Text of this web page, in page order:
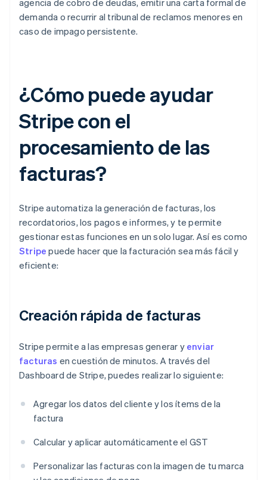
agencia de cobro de deudas, emitir una carta formal de
demanda o recurrir al tribunal de reclamos menores en
caso de impago persistente.
¿Cómo puede ayudar
Stripe con el
procesamiento de las
facturas?
Stripe automatiza la generación de facturas, los
recordatorios, los pagos e informes, y te permite
gestionar estas funciones en un solo lugar. Así es como
Stripe puede hacer que la facturación sea más fácil y
eficiente:
Creación rápida de facturas
Stripe permite a las empresas generar y enviar
facturas en cuestión de minutos. A través del
Dashboard de Stripe, puedes realizar lo siguiente:
Agregar los datos del cliente y los ítems de la
factura
Calcular y aplicar automáticamente el GST
Personalizar las facturas con la imagen de tu marca